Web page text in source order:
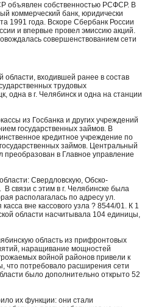
объявлен собственностью РСФСР. В
коммерческий банк, юридически
1991 года. Вскоре Сбербанк России
и впервые провел эмиссию акций.
совершенствованием сети
области, входившей ранее в состав
трудовых
одна в г. Челябинск и одна на станции
из Госбанка и других учреждений
государственных займов. В
кредитное учреждение по
займов. Центральный
преобразован в Главное управление
Свердловскую, Обско-
связи с этим в г. Челябинске была
располагалась по адресу ул.
вне кассового узла ? 8544/01. К 1
области насчитывала 104 единицы,
область из прифронтовых
наращивание мощностей
войной районов привели к
что потребовало расширения сети
было дополнительно открыто 52
их функции: они стали